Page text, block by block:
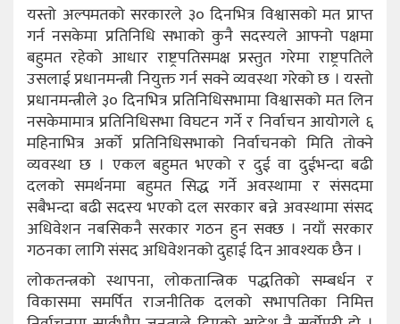
यस्तो अल्पमतको सरकारले ३० दिनभित्र विश्वासको मत प्राप्त
गर्न नसकेमा प्रतिनिधि सभाको कुनै सदस्यले आफ्नो पक्षमा
बहुमत रहेको आधार राष्ट्रपतिसमक्ष प्रस्तुत गरेमा राष्ट्रपतिले
उसलाई प्रधानमन्त्री नियुक्त गर्न सक्ने व्यवस्था गरेको छ । यस्तो
प्रधानमन्त्रीले ३० दिनभित्र प्रतिनिधिसभामा विश्वासको मत लिन
नसकेमामात्र प्रतिनिधिसभा विघटन गर्ने र निर्वाचन आयोगले ६
महिनाभित्र अर्को प्रतिनिधिसभाको निर्वाचनको मिति तोक्ने
व्यवस्था छ । एकल बहुमत भएको र दुई वा दुईभन्दा बढी
दलको समर्थनमा बहुमत सिद्ध गर्ने अवस्थामा र संसदमा
सबैभन्दा बढी सदस्य भएको दल सरकार बन्ने अवस्थामा संसद
अधिवेशन नबसिकनै सरकार गठन हुन सक्छ । नयाँ सरकार
गठनका लागि संसद अधिवेशनको दुहाई दिन आवश्यक छैन ।
लोकतन्त्रको स्थापना, लोकतान्त्रिक पद्धतिको सम्बर्धन र
विकासमा समर्पित राजनीतिक दलको सभापतिका निमित्त